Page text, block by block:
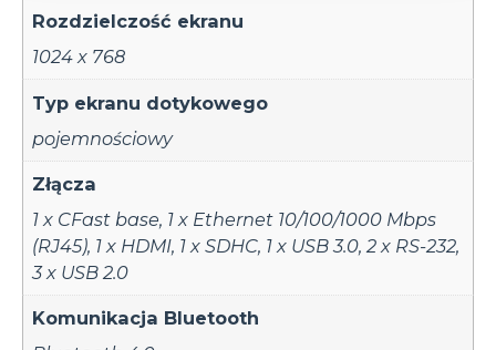
Rozdzielczość ekranu
1024 x 768
Typ ekranu dotykowego
pojemnościowy
Złącza
1 x CFast base, 1 x Ethernet 10/100/1000 Mbps
(RJ45), 1 x HDMI, 1 x SDHC, 1 x USB 3.0,2 x RS-232,
3 x USB 2.0
Komunikacja Bluetooth